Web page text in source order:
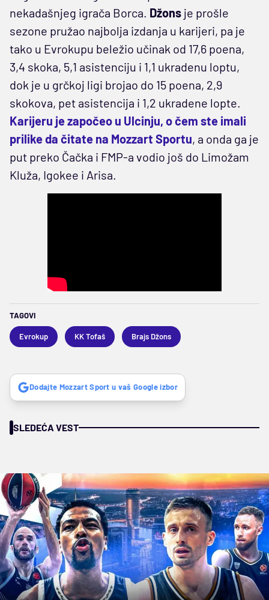
nekadašnjeg igrača Borca. Džons je prošle
sezone pružao najbolja izdanja u karijeri, pa je
tako u Evrokupu beležio učinak od 17,6 poena,
3,4 skoka, 5,1 asistenciju i 1,1 ukradenu loptu,
dok je u grčkoj ligi brojao do 15 poena, 2,9
skokova, pet asistencija i 1,2 ukradene lopte.
Karijeru je započeo u Ulcinju, o čem ste imali
prilike da čitate na Mozzart Sportu, a onda ga je
put preko Čačka i FMP-a vodio još do Limožam
Kluža, Igokee i Arisa.
TAGOVI
Evrokup KK Tofaš Brajs Džons
Dodajte Mozzart Sport u vaš Google izbor
SLEDEĆA VEST